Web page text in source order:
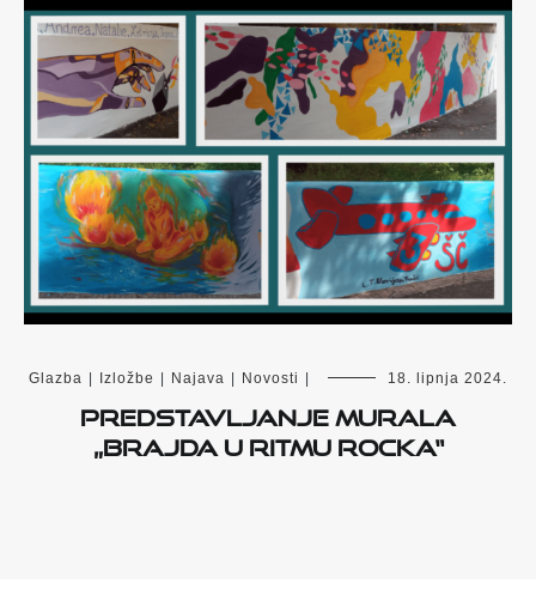
Glazba Izložbe Najava Novosti 18. lipnja 2024.
Predstavljanje murala
„Brajda u ritmu rocka“